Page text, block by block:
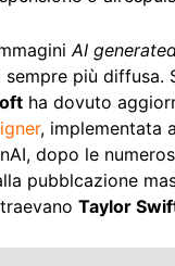
AI
più diffusa.
ha dovuto
, implementata
dopo le
pubblcazione
Taylor